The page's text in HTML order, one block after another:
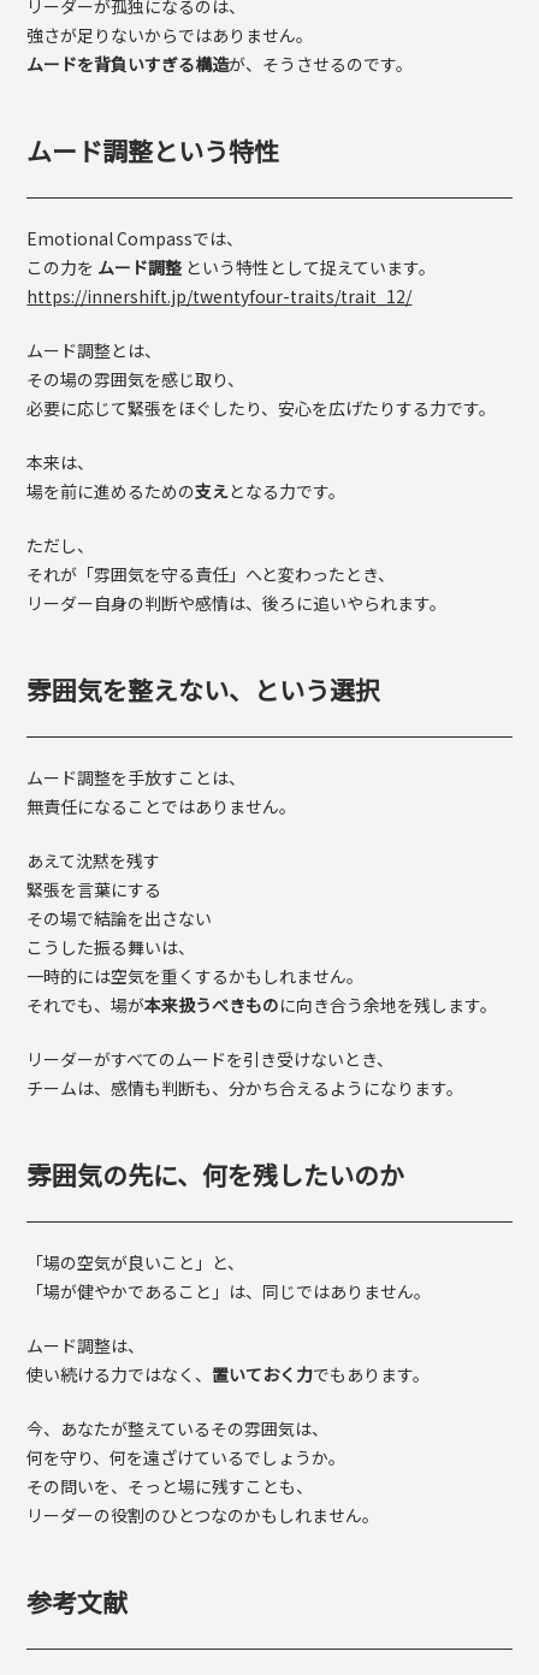
リーダーが孤独になるのは、
強さが足りないからではありません。
ムードを背負いすぎる構造が、そうさせるのです。
ムード調整という特性
Emotional Compassでは、
この力を ムード調整という特性として捉えています。
https://innershift.jp/twentyfour-traits/trait_12/
ムード調整とは、
その場の雰囲気を感じ取り、
必要に応じて緊張をほぐしたり、安心を広げたりする力です。
本来は、
場を前に進めるための支えとなる力です。
ただし、
それが「雰囲気を守る責任」へと変わったとき、
リーダー自身の判断や感情は、後ろに追いやられます。
雰囲気を整えない、という選択
ムード調整を手放すことは、
無責任になることではありません。
あえて沈黙を残す
緊張を言葉にする
その場で結論を出さない
こうした振る舞いは、
一時的には空気を重くするかもしれません。
それでも、場が本来扱うべきものに向き合う余地を残します。
リーダーがすべてのムードを引き受けないとき、
チームは、感情も判断も、分かち合えるようになります。
雰囲気の先に、何を残したいのか
「場の空気が良いこと」と、
「場が健やかであること」は、同じではありません。
ムード調整は、
使い続ける力ではなく、 置いておく力でもあります。
今、あなたが整えているその雰囲気は、
何を守り、何を遠ざけているでしょうか。
その問いを、そっと場に残すことも、
リーダーの役割のひとつなのかもしれません。
参考文献